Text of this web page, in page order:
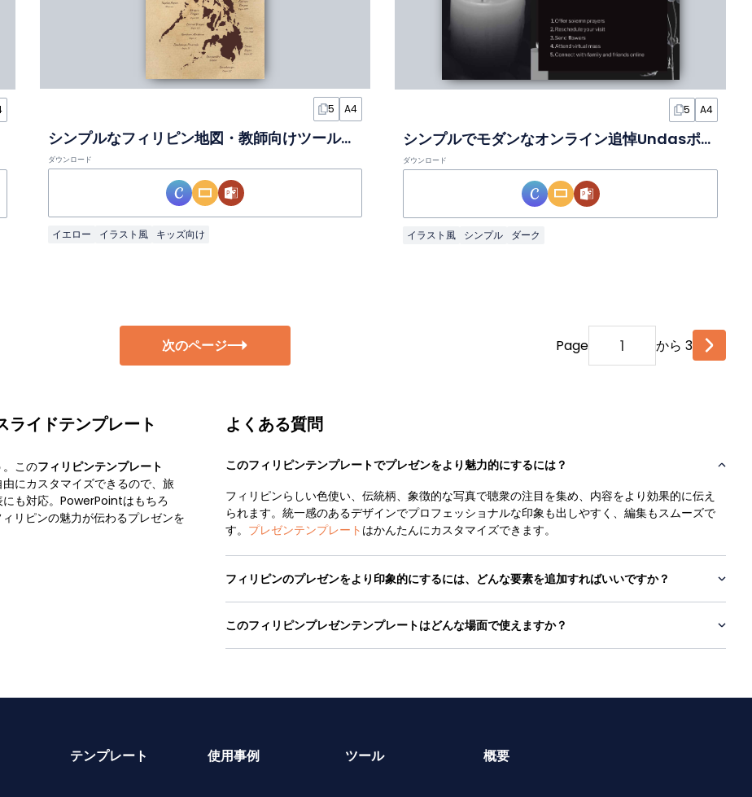
5 A4
シンプルなフィリピン地図・教師向けツールキットスライド
ダウンロード
イエロー イラスト風 キッズ向け
5 A4
シンプルでモダンなオンライン追悼Undasポスター
ダウンロード
イラスト風 シンプル ダーク
次のページ Page から 3
ライドテンプレート
このフィリピンテンプレート
にカスタマイズできるので、旅
も対応。PowerPointはもちろ
リピンの魅力が伝わるプレゼンを
よくある質問
このフィリピンテンプレートでプレゼンをより魅力的にするには？
フィリピンらしい色使い、伝統柄、象徴的な写真で聴衆の注目を集め、内容をより効果的に伝え
られます。統一感のあるデザインでプロフェッショナルな印象も出しやすく、編集もスムーズで
す。 プレゼンテンプレート はかんたんにカスタマイズできます。
フィリピンのプレゼンをより印象的にするには、どんな要素を追加すればいいですか？
このフィリピンプレゼンテンプレートはどんな場面で使えますか？
テンプレート 使用事例 ツール 概要